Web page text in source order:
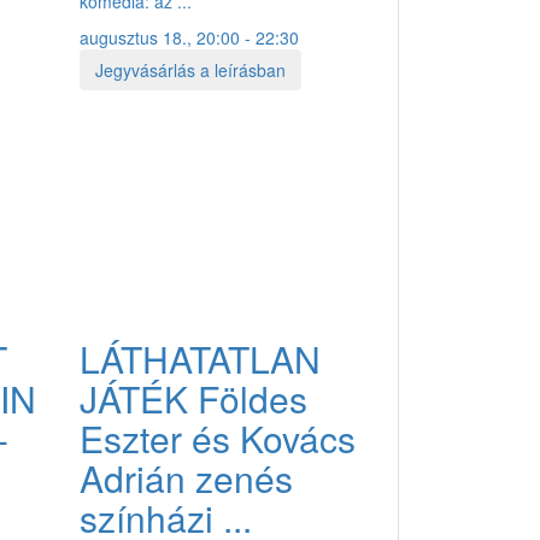
augusztus 18., 20:00 - 22:30
Jegyvásárlás a leírásban
LÁTHATATLAN
JÁTÉK Földes
Eszter és Kovács
Adrián zenés
színházi ...